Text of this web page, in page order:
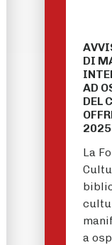
DI
AD
DEL
2025
La
a